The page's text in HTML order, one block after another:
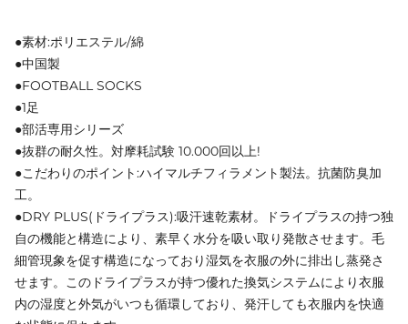
●素材:ポリエステル/綿
●中国製
●FOOTBALL SOCKS
●1足
●部活専用シリーズ
●抜群の耐久性。対摩耗試験 10.000回以上!
●こだわりのポイント:ハイマルチフィラメント製法。抗菌防臭加
工。
●DRY PLUS(ドライプラス):吸汗速乾素材。ドライプラスの持つ独
自の機能と構造により、素早く水分を吸い取り発散させます。毛
細管現象を促す構造になっており湿気を衣服の外に排出し蒸発さ
せます。このドライプラスが持つ優れた換気システムにより衣服
内の湿度と外気がいつも循環しており、発汗しても衣服内を快適